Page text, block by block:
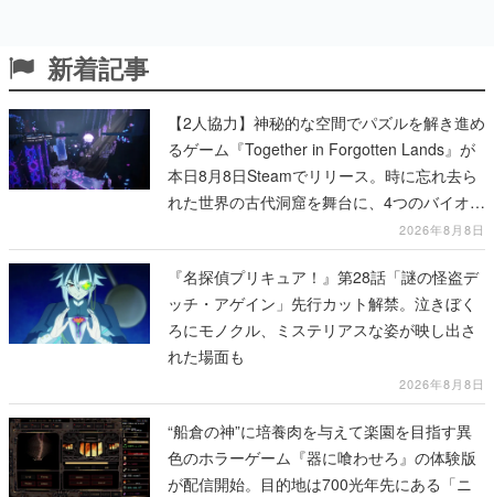
新着記事
【2人協力】神秘的な空間でパズルを解き進め
るゲーム『Together in Forgotten Lands』が
本日8月8日Steamでリリース。時に忘れ去ら
れた世界の古代洞窟を舞台に、4つのバイオー
2026年8月8日
『名探偵プリキュア！』第28話「謎の怪盗デ
ッチ・アゲイン」先行カット解禁。泣きぼく
ろにモノクル、ミステリアスな姿が映し出さ
れた場面も
2026年8月8日
“船倉の神”に培養肉を与えて楽園を目指す異
色のホラーゲーム『器に喰わせろ』の体験版
が配信開始。目的地は700光年先にある「ニ